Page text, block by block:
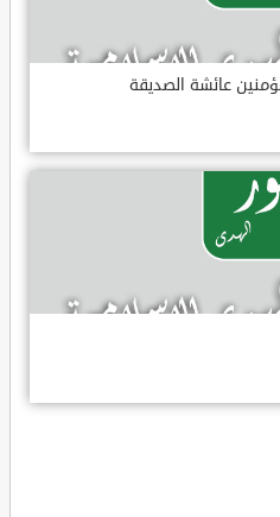
عائشة الصديقة